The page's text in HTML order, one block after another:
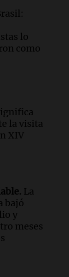
1.600
escolar
norte
Paz
lo
como
la visita
XIV
La
bajó
y
meses